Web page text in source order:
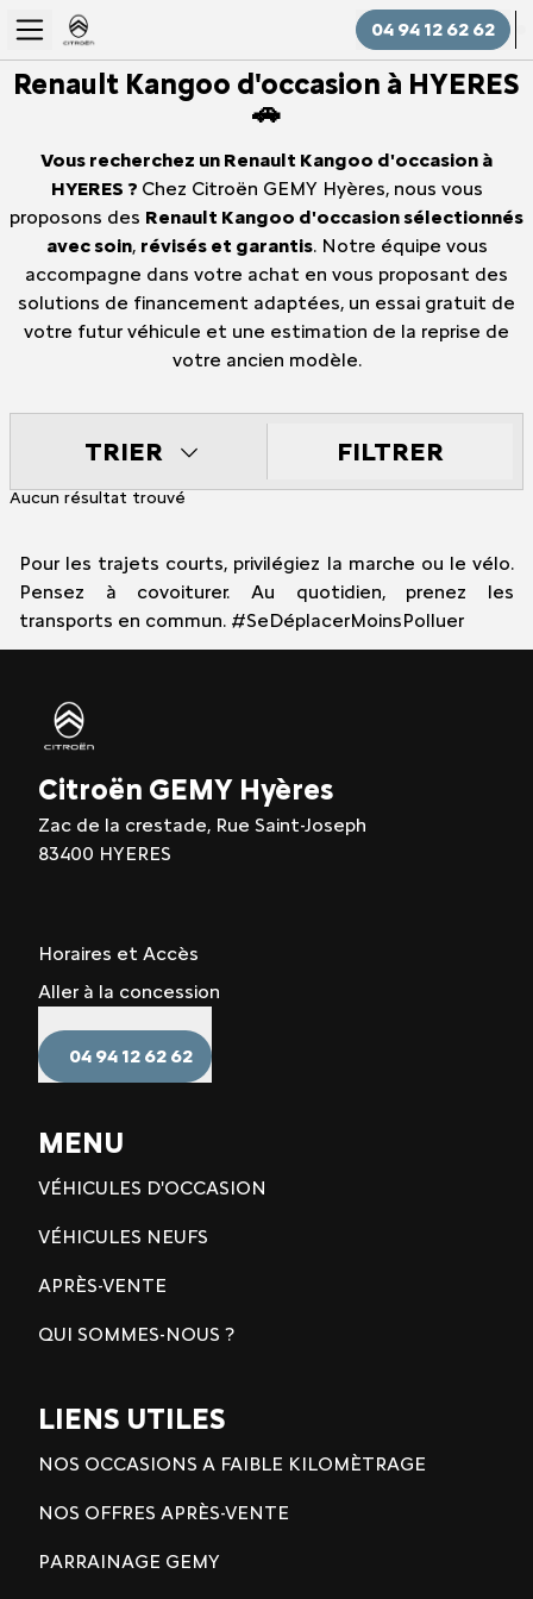
04 94 12 62 62
Renault Kangoo d'occasion à HYERES
🚗
Vous recherchez un Renault Kangoo d'occasion à
HYERES ? Chez Citroën GEMY Hyères, nous vous
proposons des Renault Kangoo d'occasion sélectionnés
avec soin, révisés et garantis. Notre équipe vous
accompagne dans votre achat en vous proposant des
solutions de financement adaptées, un essai gratuit de
votre futur véhicule et une estimation de la reprise de
votre ancien modèle.
TRIER FILTRER
Aucun résultat trouvé
Pour les trajets courts, privilégiez la marche ou le vélo.
Pensez à covoiturer. Au quotidien, prenez les
transports en commun. #SeDéplacerMoinsPolluer
Citroën GEMY Hyères
Zac de la crestade, Rue Saint-Joseph
83400 HYERES
Horaires et Accès
Aller à la concession
04 94 12 62 62
MENU
VÉHICULES D'OCCASION
VÉHICULES NEUFS
APRÈS-VENTE
QUI SOMMES-NOUS ?
LIENS UTILES
NOS OCCASIONS A FAIBLE KILOMÈTRAGE
NOS OFFRES APRÈS-VENTE
PARRAINAGE GEMY